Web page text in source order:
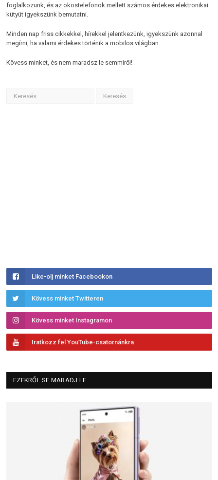
foglalkozunk, és az okostelefonok mellett számos érdekes elektronikai
kütyüt igyekszünk bemutatni.
Minden nap friss cikkekkel, hírekkel jelentkezünk, igyekszünk azonnal
megírni, ha valami érdekes történik a mobilos világban.
Kövess minket, és nem maradsz le semmiről!
Like-olj minket Facebookon
Kövess minket Twitteren
Kövess minket Instagramon
Iratkozz fel YouTube-csatornánkra
EZEKRŐL SE MARADJ LE